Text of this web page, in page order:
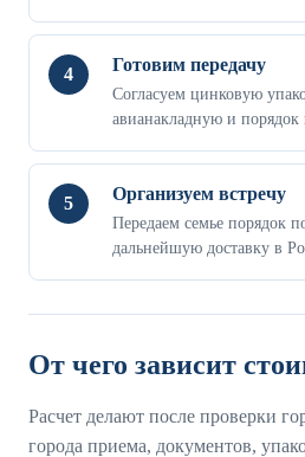
4 Готовим передачу
Согласуем цинковую
авианакладную и порядок
5 Организуем встречу
Передаем семье порядок
дальнейшую доставку в
От чего зависит
Расчет делают после проверки
города приема, документов,